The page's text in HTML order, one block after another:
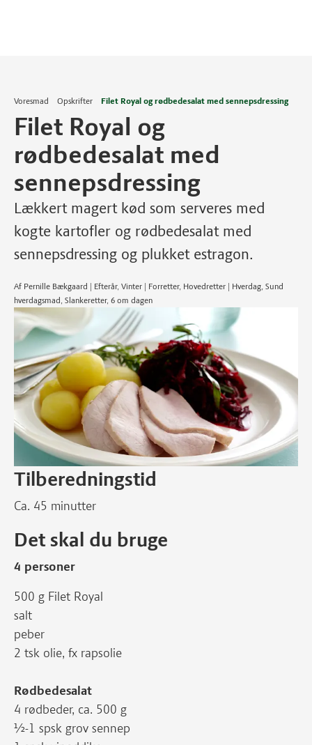
Voresmad Opskrifter Filet Royal og rødbedesalat med sennepsdressing
Filet Royal og
rødbedesalat med
sennepsdressing
Lækkert magert kød som serveres med
kogte kartofler og rødbedesalat med
sennepsdressing og plukket estragon.
Af Pernille Bækgaard | Efterår, Vinter | Forretter, Hovedretter | Hverdag, Sund
hverdagsmad, Slankeretter, 6 om dagen
Tilberedningstid
Ca. 45 minutter
Det skal du bruge
4 personer
500 g Filet Royal
salt
peber
2 tsk olie, fx rapsolie
Rødbedesalat
4 rødbeder, ca. 500 g
½-1 spsk grov sennep